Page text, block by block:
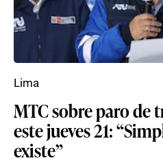
MTC sobre paro de
este jueves 21:
existe”
Lima